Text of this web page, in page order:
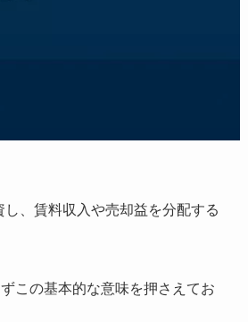
、賃料収入や売却益を分配する
この基本的な意味を押さえてお